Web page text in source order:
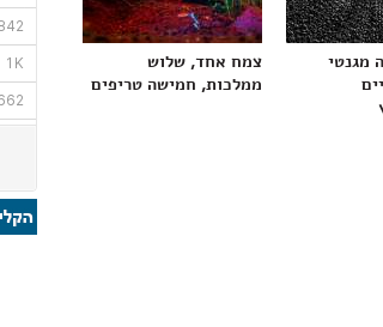
מגנטי
צמח אחד, שלוש
ממלכות, חמישה טריפים